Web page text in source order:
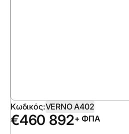
Κωδικός:VERNO A402
€460 892+ ΦΠΑ